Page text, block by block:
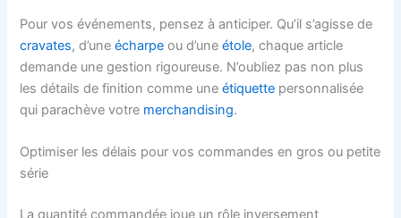
Pour vos événements, pensez à anticiper. Qu’il s’agisse de
cravates, d’uneécharpe ou d’uneétole, chaque article
demande une gestion rigoureuse. N’oubliez pas non plus
les détails de finition comme uneétiquette personnalisée
qui parachève votre merchandising.
Optimiser les délais pour vos commandes en gros ou petite
série
La quantité commandée joue un rôle inversement